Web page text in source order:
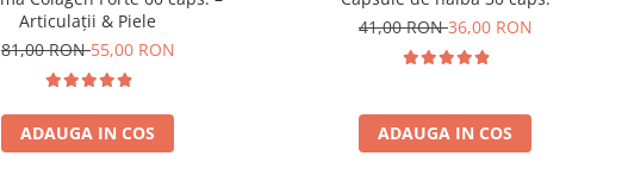
Articulații & Piele
81,00 RON55,00 RON
ADAUGA IN COS
41,00 RON36,00 RON
ADAUGA IN COS